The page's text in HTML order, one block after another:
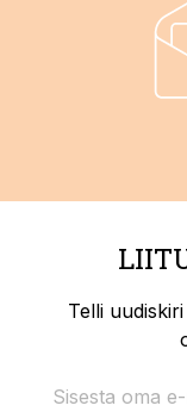
Telli